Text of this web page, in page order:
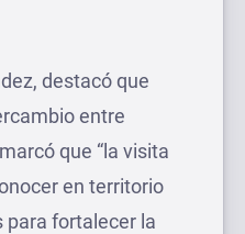
destacó que
entre
que “la visita
en territorio
para fortalecer la